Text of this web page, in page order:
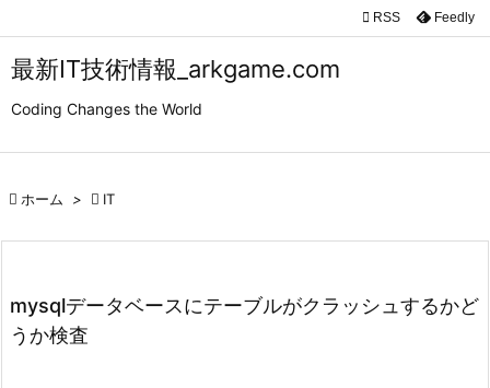
最新IT技術情報_arkgame.com
Coding Changes the World


検索
 RSS Feedly
 ホーム >  IT
mysqlデータベースにテーブルがクラッシュするかど
うか検査